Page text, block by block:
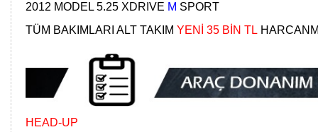
2012 MODEL 5.25 XDRIVE M SPORT
TÜM BAKIMLARI ALT TAKIM YENİ 35 BİN TL
HEAD-UP